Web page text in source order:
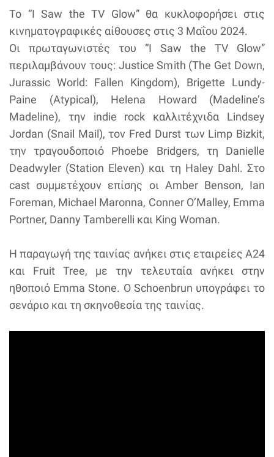
Το “I Saw the TV Glow” θα κυκλοφορήσει στις
κινηματογραφικές αίθουσες στις 3 Μαΐου 2024.
Οι πρωταγωνιστές του “I Saw the TV Glow”
περιλαμβάνουν τους: Justice Smith (The Get Down,
Jurassic World: Fallen Kingdom), Brigette Lundy-
Paine (Atypical), Helena Howard (Madeline’s
Madeline), την indie rock καλλιτέχνιδα Lindsey
Jordan (Snail Mail), τον Fred Durst των Limp Bizkit,
την τραγουδοποιό Phoebe Bridgers, τη Danielle
Deadwyler (Station Eleven) και τη Haley Dahl. Στο
cast συμμετέχουν επίσης οι Amber Benson, Ian
Foreman, Michael Maronna, Conner O’Malley, Emma
Portner, Danny Tamberelli και King Woman.
Η παραγωγή της ταινίας ανήκει στις εταιρείες A24
και Fruit Tree, με την τελευταία ανήκει στην
ηθοποιό Emma Stone. Ο Schoenbrun υπογράφει το
σενάριο και τη σκηνοθεσία της ταινίας.